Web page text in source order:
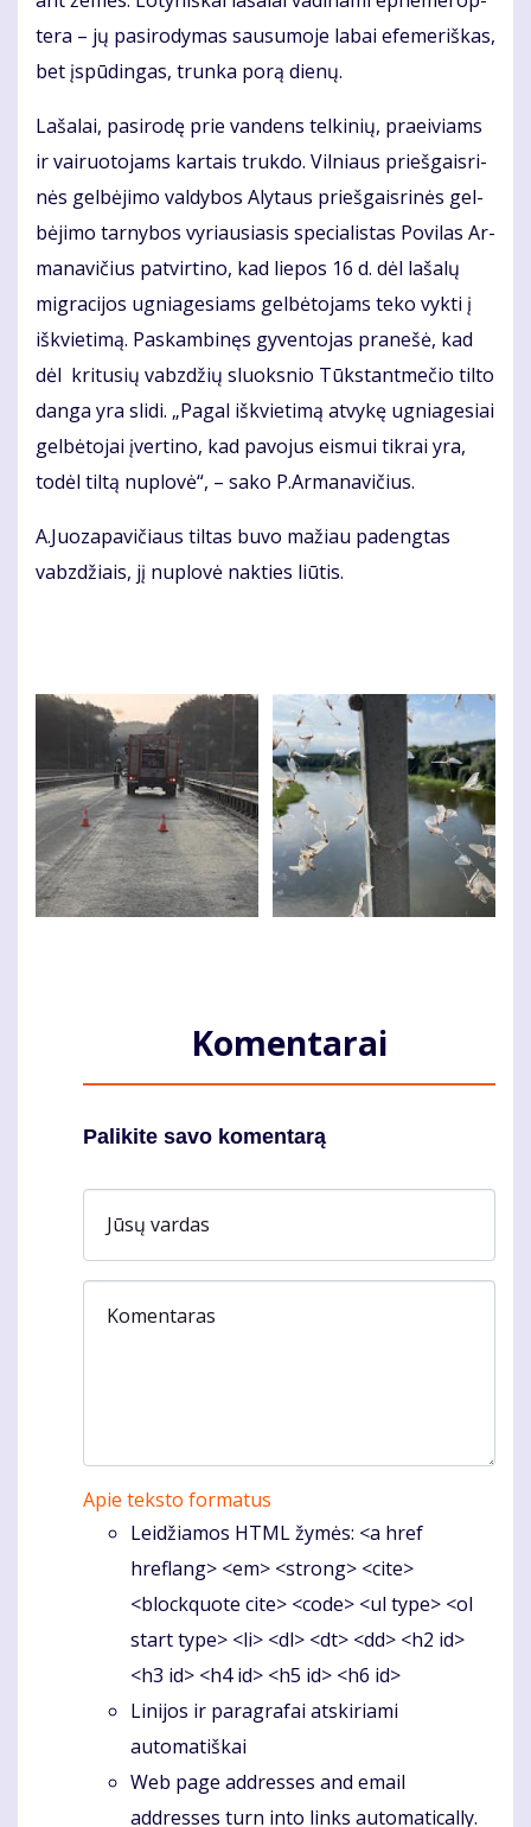
te­ra – jų pa­si­ro­dy­mas sau­su­mo­je la­bai efe­me­riš­kas,
bet įspū­din­gas, trun­ka po­rą die­nų.
La­ša­lai, pa­si­ro­dę prie van­dens tel­ki­nių, pra­ei­viams
ir vai­ruo­to­jams kar­tais truk­do. Vil­niaus prieš­gais­ri­
nės gel­bė­ji­mo val­dy­bos Aly­taus prieš­gais­ri­nės gel­
bė­ji­mo tar­ny­bos vy­riau­sia­sis spe­cia­lis­tas Po­vi­las Ar­
ma­na­vi­čius pa­tvir­ti­no, kad lie­pos 16 d. dėl la­ša­lų
mig­ra­ci­jos ug­nia­ge­siams gel­bė­to­jams te­ko vyk­ti į
iš­kvie­ti­mą. Pa­skam­bi­nęs gy­ven­to­jas pra­ne­šė, kad
dėl kri­tu­sių vabz­džių sluoks­nio Tūks­tant­me­čio til­to
dan­ga yra sli­di. „Pa­gal iš­kvie­ti­mą at­vy­kę ug­nia­ge­siai
gel­bė­to­jai įver­ti­no, kad pa­vo­jus eis­mui tik­rai yra,
to­dėl til­tą nu­plo­vė“, – sa­ko P.Ar­ma­na­vi­čius.
A.Juo­za­pa­vi­čiaus til­tas bu­vo ma­žiau pa­deng­tas
vabz­džiais, jį nu­plo­vė nak­ties liū­tis.
Komentarai
Palikite savo komentarą
Jūsų vardas
Komentaras
Apie teksto formatus
Leidžiamos HTML žymės: <a href
hreflang> <em> <strong> <cite>
<blockquote cite> <code> <ul type> <ol
start type> <li> <dl> <dt> <dd> <h2 id>
<h3 id> <h4 id> <h5 id> <h6 id>
Linijos ir paragrafai atskiriami
automatiškai
Web page addresses and email
addresses turn into links automatically.